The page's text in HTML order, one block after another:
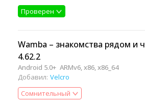
Проверен
Wamba – знакомства рядом и
4.62.2
Android 5.0+ ARMv6, x86, x86_64
Добавил: Velcro
Сомнительный